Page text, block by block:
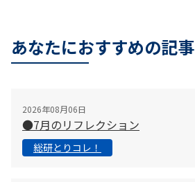
あなたにおすすめの記事
2026年08月06日
●7月のリフレクション
総研とりコレ！